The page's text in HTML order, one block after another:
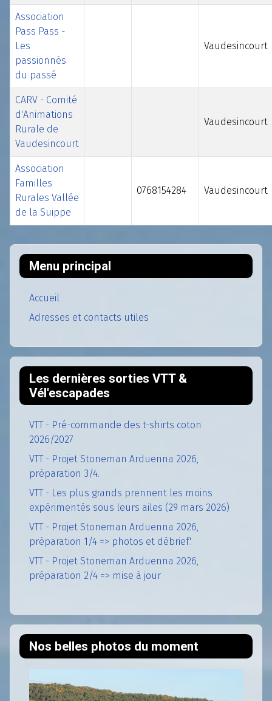
Association
Pass Pass -
Les
passionnés
du passé
Vaudesincourt
CARV - Comité
d'Animations
Rurale de
Vaudesincourt
Vaudesincourt
Association
Familles
Rurales Vallée
de la Suippe
0768154284 Vaudesincourt
Menu principal
Accueil
Adresses et contacts utiles
Les dernières sorties VTT &
Vél'escapades
VTT - Pré-commande des t-shirts coton
2026/2027
VTT - Projet Stoneman Arduenna 2026,
préparation 3/4.
VTT - Les plus grands prennent les moins
expérimentés sous leurs ailes (29 mars 2026)
VTT - Projet Stoneman Arduenna 2026,
préparation 1/4 => photos et débrief'.
VTT - Projet Stoneman Arduenna 2026,
préparation 2/4 => mise à jour
Nos belles photos du moment